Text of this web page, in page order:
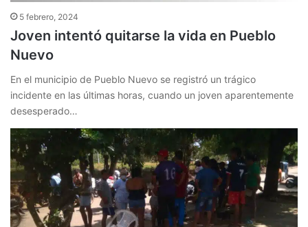
5 febrero, 2024
Joven intentó quitarse la vida en Pueblo
Nuevo
En el municipio de Pueblo Nuevo se registró un trágico
incidente en las últimas horas, cuando un joven aparentemente
desesperado…